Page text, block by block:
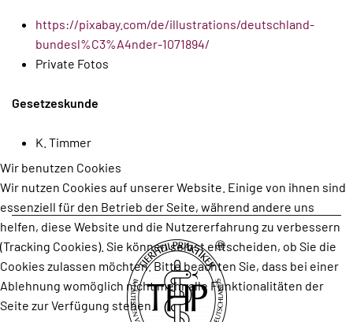
https://pixabay.com/de/illustrations/deutschland-
bundesl%C3%A4nder-1071894/
Private Fotos
Gesetzeskunde
K. Timmer
Wir benutzen Cookies
Wir nutzen Cookies auf unserer Website. Einige von ihnen sind
essenziell für den Betrieb der Seite, während andere uns
helfen, diese Website und die Nutzererfahrung zu verbessern
(Tracking Cookies). Sie können selbst entscheiden, ob Sie die
Cookies zulassen möchten. Bitte beachten Sie, dass bei einer
Ablehnung womöglich nicht mehr alle Funktionalitäten der
Seite zur Verfügung stehen.